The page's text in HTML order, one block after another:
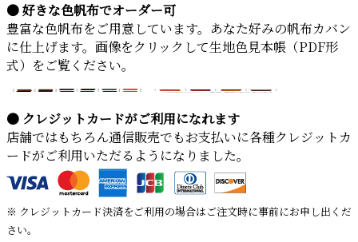
● 好きな色帆布でオーダー可
豊富な色帆布をご用意しています。あなた好みの帆布カバン
に仕上げます。画像をクリックして生地色見本帳（PDF形
式）をご覧ください。
● クレジットカードがご利用になれます
店舗ではもちろん通信販売でもお支払いに各種クレジットカ
ードがご利用いただるようになりました。
※ クレジットカード決済をご利用の場合はご注文時に事前にお申し出くだ
さい。